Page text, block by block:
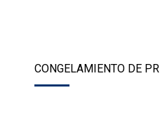
CONGELAMIENTO DE